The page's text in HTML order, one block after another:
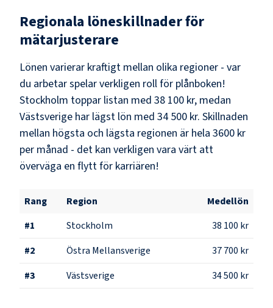
Regionala löneskillnader för
mätarjusterare
Lönen varierar kraftigt mellan olika regioner - var
du arbetar spelar verkligen roll för plånboken!
Stockholm toppar listan med 38 100 kr, medan
Västsverige har lägst lön med 34 500 kr. Skillnaden
mellan högsta och lägsta regionen är hela 3600 kr
per månad - det kan verkligen vara värt att
överväga en flytt för karriären!
Rang Region
Medellön
#1 Stockholm
38 100 kr
#2 Östra Mellansverige
37 700 kr
#3 Västsverige 34 500 kr